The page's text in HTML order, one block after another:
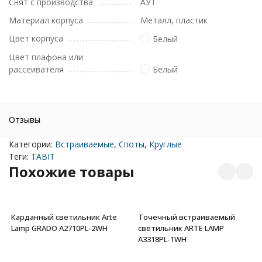
Материал корпуса
Металл, пластик
Цвет корпуса
Белый
Цвет плафона или
рассеивателя
Белый
Отзывы
Категории: Встраиваемые, Споты, Круглые
Теги: TABIT
Похожие товары
Карданный светильник Arte
Lamp GRADO A2710PL-2WH
Точечный встраиваемый
светильник ARTE LAMP
A3318PL-1WH